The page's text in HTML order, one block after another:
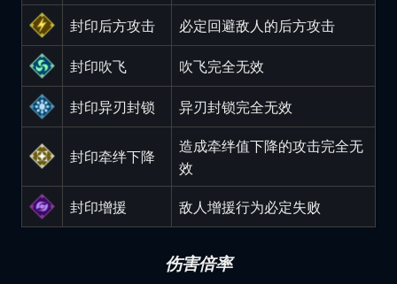
封印后方攻击
必定回避敌人的后方攻击
封印吹飞
吹飞完全无效
封印异刃封锁
异刃封锁完全无效
封印牵绊下降
造成牵绊值下降的攻击完全无
效
封印增援
敌人增援行为必定失败
伤害倍率